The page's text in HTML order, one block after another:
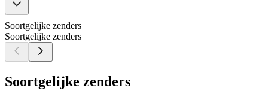
Soortgelijke zenders
Soortgelijke zenders
Soortgelijke zenders